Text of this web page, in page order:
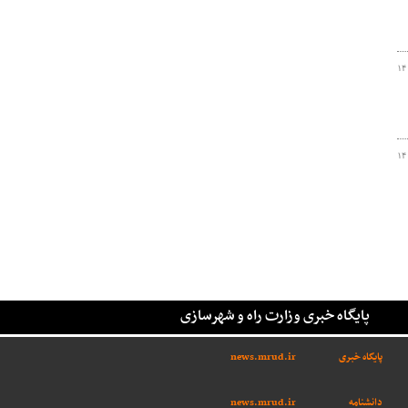
پایگاه خبری وزارت راه و شهرسازی
پایگاه خبری news.mrud.ir
دانشنامه
news.mrud.ir